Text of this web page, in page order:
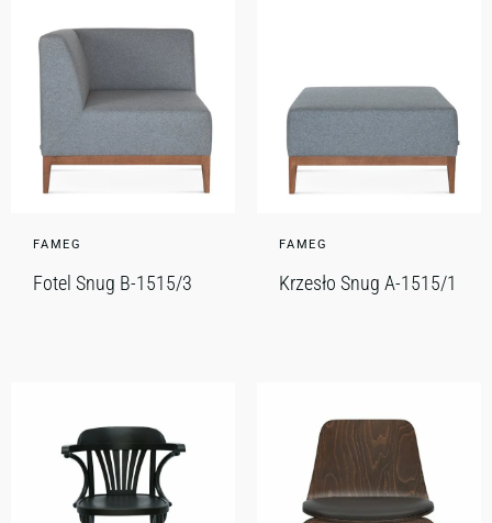
FAMEG
Fotel Snug B-1515/3
FAMEG
Krzesło Snug A-1515/1